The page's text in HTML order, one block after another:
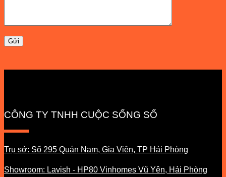
CÔNG TY TNHH CUỘC SỐNG SỐ
Trụ sở: Số 295 Quán Nam, Gia Viên, TP Hải Phòng
Showroom: Lavish - HP80 Vinhomes Vũ Yên, Hải Phòng